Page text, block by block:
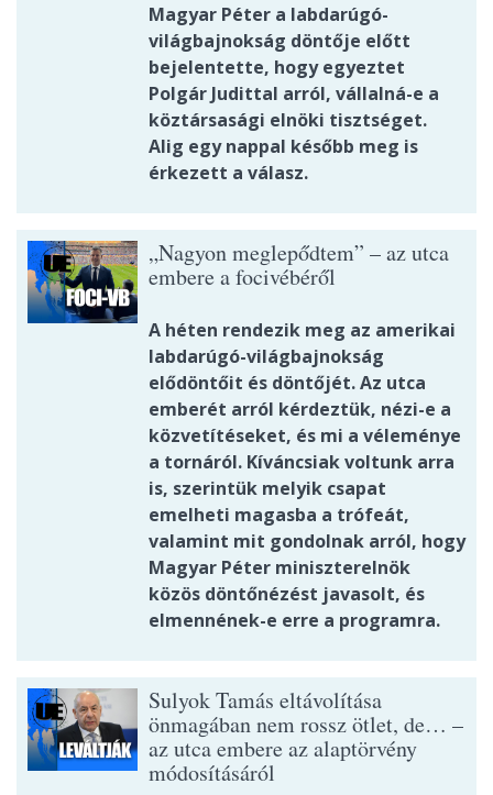
Magyar Péter a labdarúgó-
világbajnokság döntője előtt
bejelentette, hogy egyeztet
Polgár Judittal arról, vállalná-e a
köztársasági elnöki tisztséget.
Alig egy nappal később meg is
érkezett a válasz.
„Nagyon meglepődtem” – az utca
embere a focivébéről
A héten rendezik meg az amerikai
labdarúgó-világbajnokság
elődöntőit és döntőjét. Az utca
emberét arról kérdeztük, nézi-e a
közvetítéseket, és mi a véleménye
a tornáról. Kíváncsiak voltunk arra
is, szerintük melyik csapat
emelheti magasba a trófeát,
valamint mit gondolnak arról, hogy
Magyar Péter miniszterelnök
közös döntőnézést javasolt, és
elmennének-e erre a programra.
Sulyok Tamás eltávolítása
önmagában nem rossz ötlet, de… –
az utca embere az alaptörvény
módosításáról